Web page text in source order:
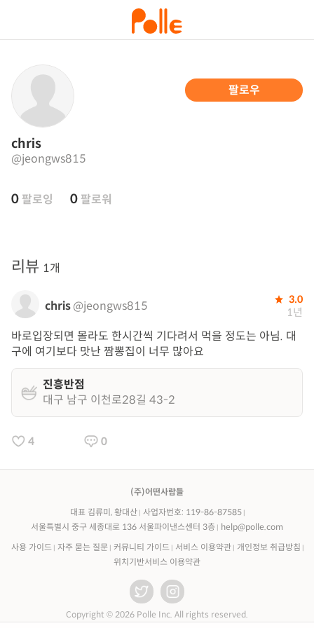
팔로우
chris
@jeongws815
0 팔로잉 0 팔로워
리뷰 1개
chris@jeongws815 3.0
1년
바로입장되면 몰라도 한시간씩 기다려서 먹을 정도는 아님. 대
구에 여기보다 맛난 짬뽕집이 너무 많아요
진흥반점
대구 남구 이천로28길 43-2
4 0
(주)어떤사람들
대표 김류미, 황대산
사업자번호: 119-86-87585
서울특별시 중구 세종대로 136 서울파이낸스센터 3층
help@polle.com
사용 가이드 자주 묻는 질문 커뮤니티 가이드 서비스 이용약관
개인정보 취급방침
위치기반서비스 이용약관
Copyright © 2026 Polle Inc. All rights reserved.